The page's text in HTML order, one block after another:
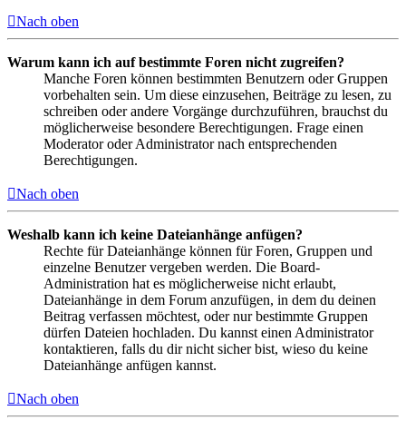
Nach oben
Warum kann ich auf bestimmte Foren nicht zugreifen?
Manche Foren können bestimmten Benutzern oder Gruppen
vorbehalten sein. Um diese einzusehen, Beiträge zu lesen, zu
schreiben oder andere Vorgänge durchzuführen, brauchst du
möglicherweise besondere Berechtigungen. Frage einen
Moderator oder Administrator nach entsprechenden
Berechtigungen.
Nach oben
Weshalb kann ich keine Dateianhänge anfügen?
Rechte für Dateianhänge können für Foren, Gruppen und
einzelne Benutzer vergeben werden. Die Board-
Administration hat es möglicherweise nicht erlaubt,
Dateianhänge in dem Forum anzufügen, in dem du deinen
Beitrag verfassen möchtest, oder nur bestimmte Gruppen
dürfen Dateien hochladen. Du kannst einen Administrator
kontaktieren, falls du dir nicht sicher bist, wieso du keine
Dateianhänge anfügen kannst.
Nach oben